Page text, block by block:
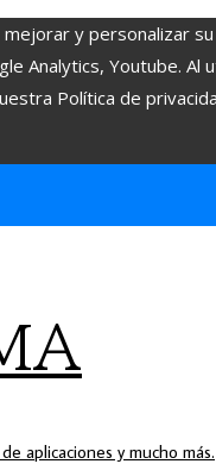
y personalizar
Analytics, Youtube.
Política de
aplicaciones y mucho más.